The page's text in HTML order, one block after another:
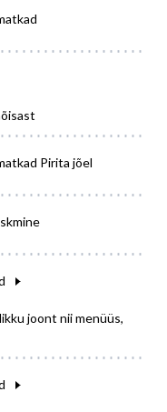
Pirita jõel
joont nii menüüs,